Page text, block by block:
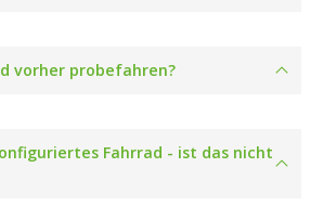
vorher probefahren?
Fahrrad - ist das nicht